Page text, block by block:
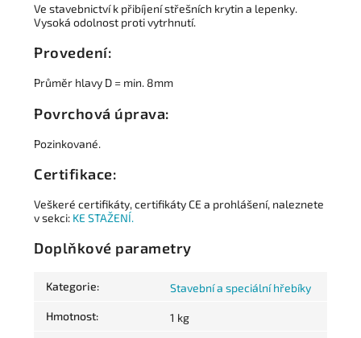
Ve stavebnictví k přibíjení střešních krytin a lepenky.
Vysoká odolnost proti vytrhnutí.
Provedení:
Průměr hlavy D = min. 8mm
Povrchová úprava:
Pozinkované.
Certifikace:
Veškeré certifikáty, certifikáty CE a prohlášení, naleznete
v sekci: KE STAŽENÍ.
Doplňkové parametry
Kategorie: Stavební a speciální hřebíky
Hmotnost: 1 kg